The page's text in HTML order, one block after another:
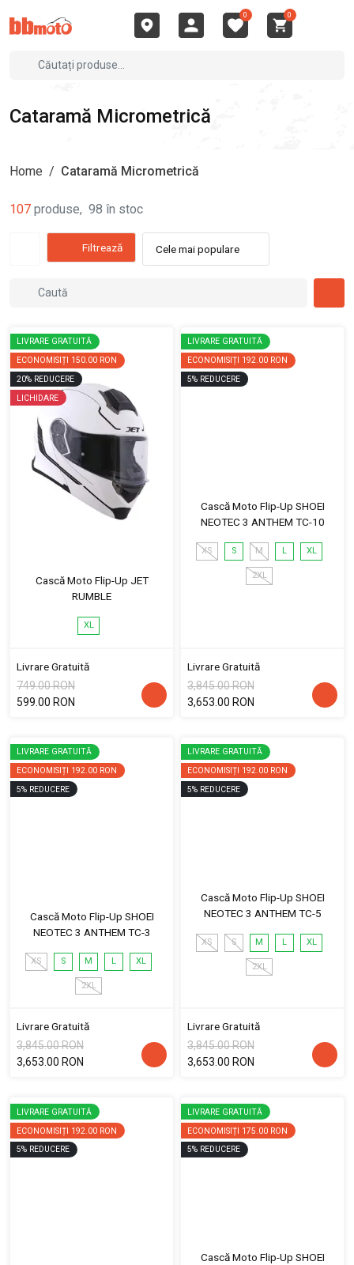
0 0
Cataramă Micrometrică
Home / Cataramă Micrometrică
107 produse, 98 în stoc
Filtrează Cele mai populare
LIVRARE GRATUITĂ
ECONOMISIȚI 150.00 RON
20% REDUCERE
LICHIDARE
Cască Moto Flip-Up JET
RUMBLE
XL
Livrare Gratuită
749.00 RON
599.00 RON
LIVRARE GRATUITĂ
ECONOMISIȚI 192.00 RON
5% REDUCERE
Cască Moto Flip-Up SHOEI
NEOTEC 3 ANTHEM TC-10
XS S M L XL
2XL
Livrare Gratuită
3,845.00 RON
3,653.00 RON
LIVRARE GRATUITĂ
ECONOMISIȚI 192.00 RON
5% REDUCERE
Cască Moto Flip-Up SHOEI
NEOTEC 3 ANTHEM TC-3
XS S M L XL
2XL
Livrare Gratuită
3,845.00 RON
3,653.00 RON
LIVRARE GRATUITĂ
ECONOMISIȚI 192.00 RON
5% REDUCERE
Cască Moto Flip-Up SHOEI
NEOTEC 3 ANTHEM TC-5
XS S M L XL
2XL
Livrare Gratuită
3,845.00 RON
3,653.00 RON
LIVRARE GRATUITĂ
ECONOMISIȚI 192.00 RON
5% REDUCERE
LIVRARE GRATUITĂ
ECONOMISIȚI 175.00 RON
5% REDUCERE
Cască Moto Flip-Up SHOEI